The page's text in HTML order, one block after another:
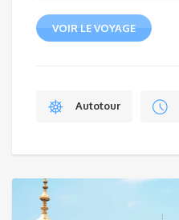
VOIR LE VOYAGE
Autotour